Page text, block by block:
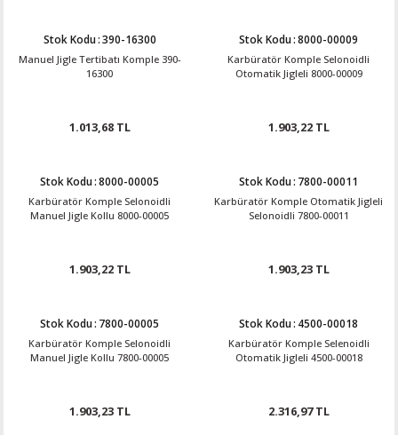
Stok Kodu:390-16300
Manuel Jigle Tertibatı Komple 390-
16300
1.013,68 TL
Stok Kodu:8000-00009
Karbüratör Komple Selonoidli
Otomatik Jigleli 8000-00009
1.903,22 TL
Stok Kodu:8000-00005
Karbüratör Komple Selonoidli
Manuel Jigle Kollu 8000-00005
1.903,22 TL
Stok Kodu: 7800-00011
Karbüratör Komple Otomatik Jigleli
Selonoidli 7800-00011
1.903,23 TL
Stok Kodu: 7800-00005
Karbüratör Komple Selonoidli
Manuel Jigle Kollu 7800-00005
1.903,23 TL
Stok Kodu: 4500-00018
Karbüratör Komple Selenoidli
Otomatik Jigleli 4500-00018
2.316,97 TL